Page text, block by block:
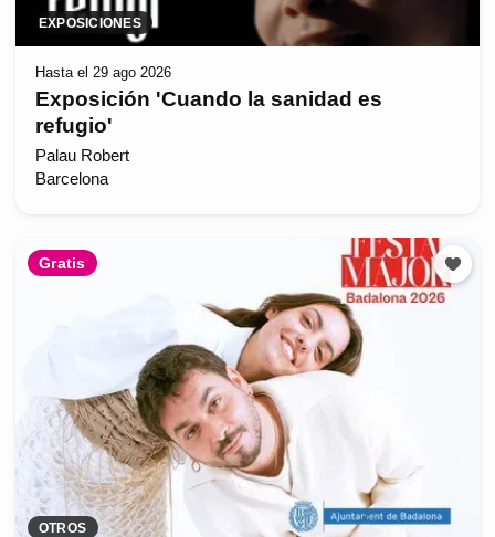
EXPOSICIONES
Hasta el 29 ago 2026
Exposición 'Cuando la sanidad es
refugio'
Palau Robert
Barcelona
Gratis
OTROS